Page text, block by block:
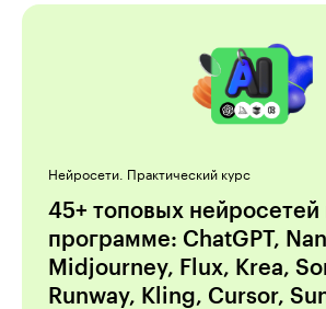
Нейросети. Практический курс
45+ топовых нейросетей
программе: ChatGPT,
Midjourney, Flux, Krea,
Runway, Kling, Cursor,